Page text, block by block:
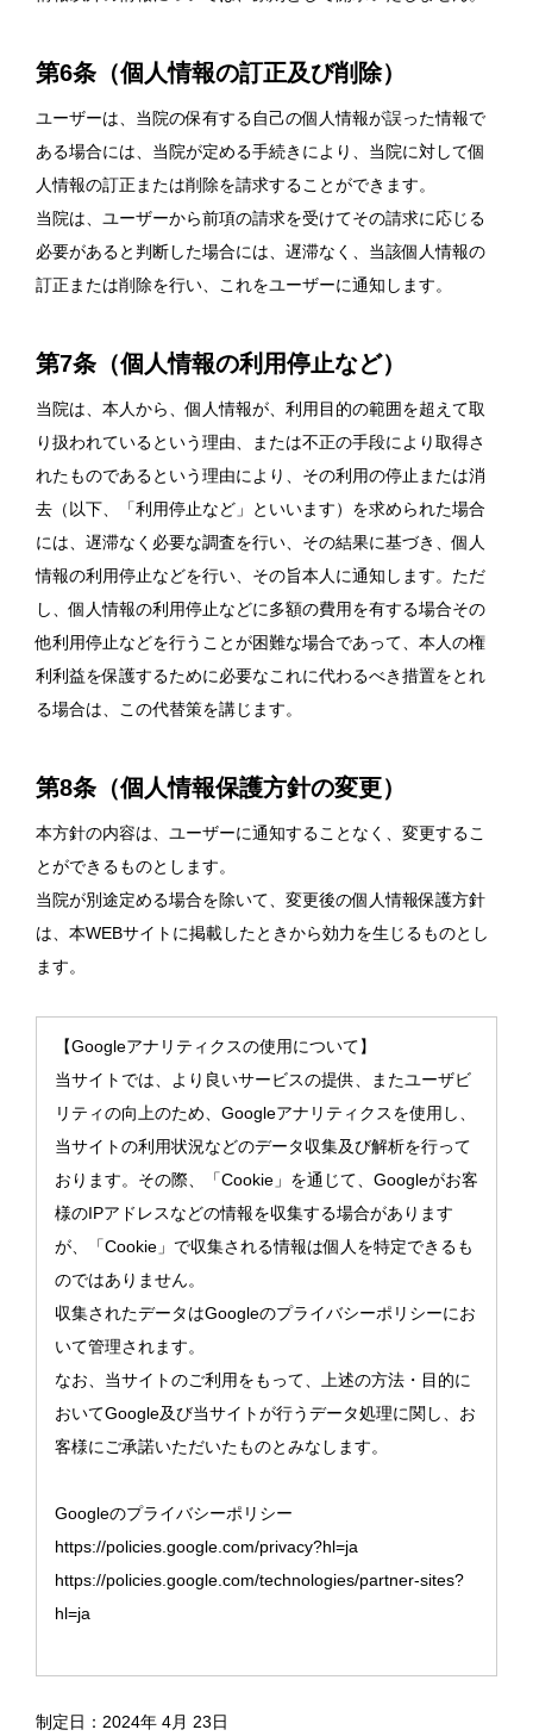
第6条（個人情報の訂正及び削除）
ユーザーは、当院の保有する自己の個人情報が誤った情報で
ある場合には、当院が定める手続きにより、当院に対して個
人情報の訂正または削除を請求することができます。
当院は、ユーザーから前項の請求を受けてその請求に応じる
必要があると判断した場合には、遅滞なく、当該個人情報の
訂正または削除を行い、これをユーザーに通知します。
第7条（個人情報の利用停止など）
当院は、本人から、個人情報が、利用目的の範囲を超えて取
り扱われているという理由、または不正の手段により取得さ
れたものであるという理由により、その利用の停止または消
去（以下、「利用停止など」といいます）を求められた場合
には、遅滞なく必要な調査を行い、その結果に基づき、個人
情報の利用停止などを行い、その旨本人に通知します。ただ
し、個人情報の利用停止などに多額の費用を有する場合その
他利用停止などを行うことが困難な場合であって、本人の権
利利益を保護するために必要なこれに代わるべき措置をとれ
る場合は、この代替策を講じます。
第8条（個人情報保護方針の変更）
本方針の内容は、ユーザーに通知することなく、変更するこ
とができるものとします。
当院が別途定める場合を除いて、変更後の個人情報保護方針
は、本WEBサイトに掲載したときから効力を生じるものとし
ます。
【Googleアナリティクスの使用について】
当サイトでは、より良いサービスの提供、またユーザビ
リティの向上のため、Googleアナリティクスを使用し、
当サイトの利用状況などのデータ収集及び解析を行って
おります。その際、「Cookie」を通じて、Googleがお客
様のIPアドレスなどの情報を収集する場合があります
が、「Cookie」で収集される情報は個人を特定できるも
のではありません。
収集されたデータはGoogleのプライバシーポリシーにお
いて管理されます。
なお、当サイトのご利用をもって、上述の方法・目的に
おいてGoogle及び当サイトが行うデータ処理に関し、お
客様にご承諾いただいたものとみなします。
Googleのプライバシーポリシー
https://policies.google.com/privacy?hl=ja
https://policies.google.com/technologies/partner-sites?
hl=ja
制定日：2024年 4月 23日